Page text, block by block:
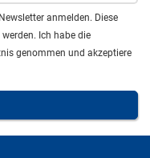
anmelden. Diese
Ich habe die
genommen und akzeptiere